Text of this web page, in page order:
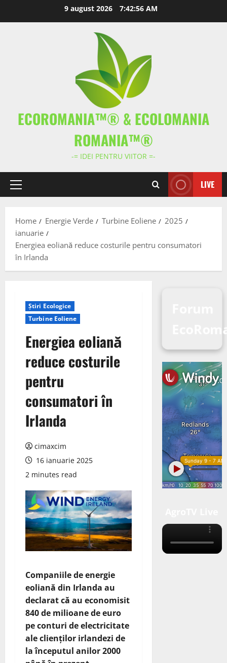
9 august 2026 7:42:57 AM
ECOROMANIA™® & ECOLOMANIA
ROMANIA™®
-= IDEI PENTRU VIITOR =-
Primary
LIVE
Home Energie Verde Turbine Eoliene
2025
ianuarie
Energiea eoliană reduce costurile pentru consumatori
în Irlanda
Știri Ecologice
Turbine Eoliene
Energiea eoliană
reduce costurile
pentru
consumatori în
Irlanda
cimaxcim
16 ianuarie 2025
2 minutes read
Companiile de energie
eoliană din Irlanda au
declarat că au economisit
840 de milioane de euro
pe conturi de electricitate
ale clienților irlandezi de
la începutul anilor 2000